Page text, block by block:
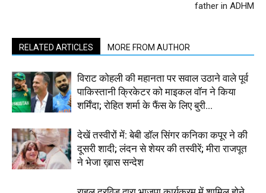
father in ADHM
RELATED ARTICLES MORE FROM AUTHOR
विराट कोहली की महानता पर सवाल उठाने वाले पूर्व
पाकिस्तानी क्रिकेटर को माइकल वॉन ने किया
शर्मिंदा; रोहित शर्मा के फैंस के लिए बुरी...
देखें तस्वीरों में: बेबी डॉल सिंगर कनिका कपूर ने की
दूसरी शादी; लंदन से शेयर की तस्वीरें; मीरा राजपूत
ने भेजा ख़ास सन्देश